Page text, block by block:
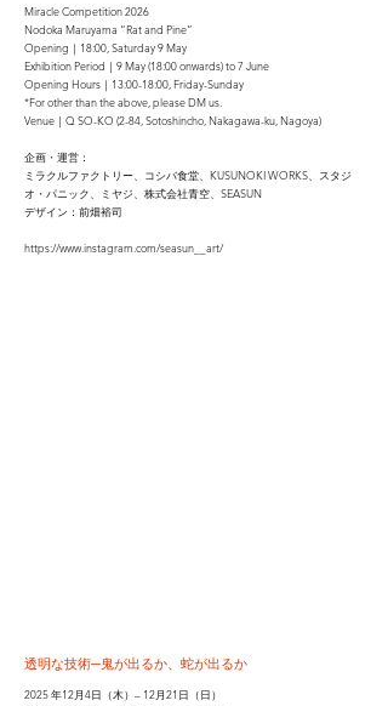
Miracle Competition 2026
Nodoka Maruyama “Rat and Pine”
Opening｜18:00, Saturday 9 May
Exhibition Period｜9 May (18:00 onwards) to 7 June
Opening Hours｜13:00-18:00, Friday-Sunday
*For other than the above, please DM us.
Venue｜Q SO-KO (2-84, Sotoshincho, Nakagawa-ku, Nagoya)
企画・運営：
ミラクルファクトリー、コシバ食堂、KUSUNOKI WORKS、スタジ
オ・パニック、ミヤジ、株式会社青空、SEASUN
デザイン：前畑裕司
https://www.instagram.com/seasun__art/
透明な技術─鬼が出るか、蛇が出るか
2025 年12月4日（木）– 12月21日（日）